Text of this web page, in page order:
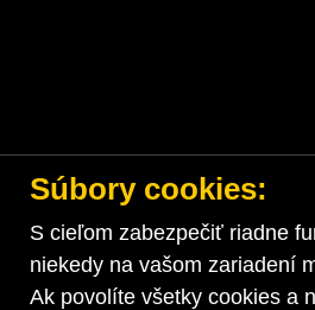
Súbory cookies:
S cieľom zabezpečiť riadne
niekedy na vašom zariadení
Ak povolíte všetky cookies a